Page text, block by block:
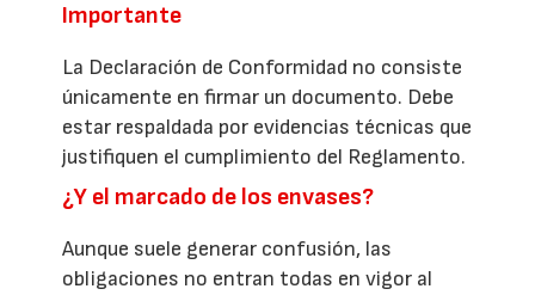
Importante
La Declaración de Conformidad no consiste
únicamente en firmar un documento. Debe
estar respaldada por evidencias técnicas que
justifiquen el cumplimiento del Reglamento.
¿Y el marcado de los envases?
Aunque suele generar confusión, las
obligaciones no entran todas en vigor al